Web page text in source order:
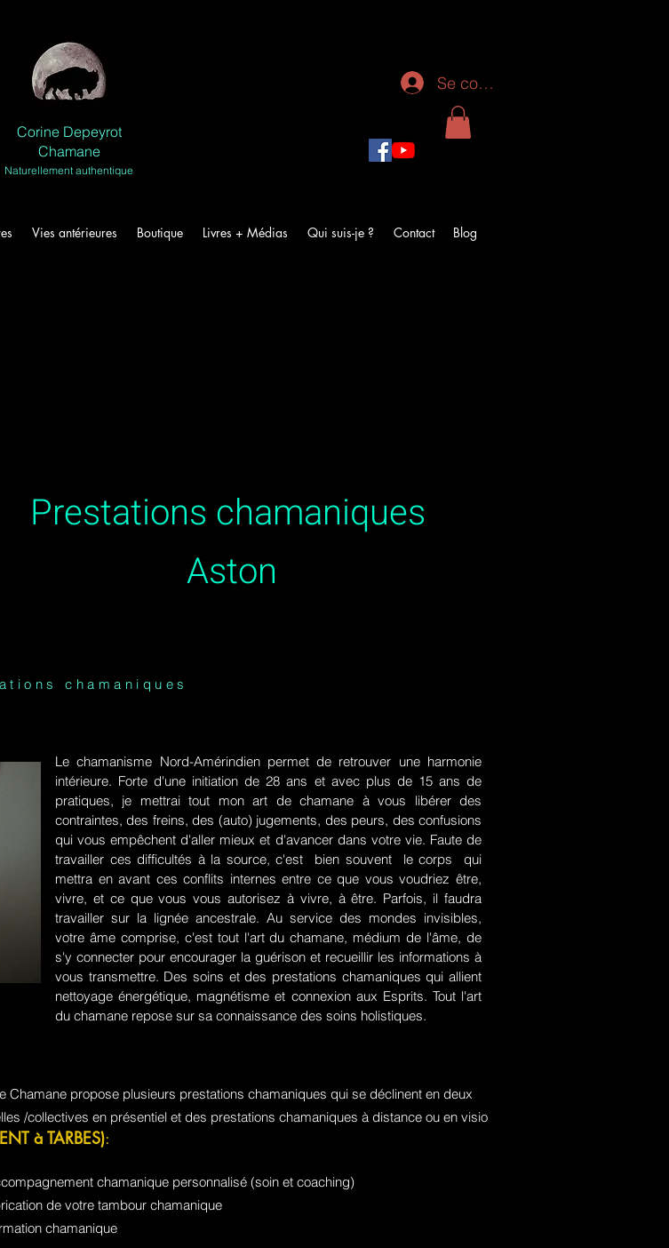
Corine Depeyrot
Chamane
Naturellement authentique
Se connecter
Vies antérieures Boutique Livres + Médias Qui suis-je ? Contact Blog
Prestations chamaniques
Aston
chamaniques
Le chamanisme Nord-Amérindien permet de retrouver une harmonie
intérieure. Forte d'une initiation de 28 ans et avec plus de 15 ans de
pratiques, je mettrai tout mon art de chamane à vous libérer des
contraintes, des freins, des (auto) jugements, des peurs, des confusions
qui vous empêchent d'aller mieux et d'avancer dans votre vie. Faute de
travailler ces difficultés à la source, c'est bien souvent le corps qui
mettra en avant ces conflits internes entre ce que vous voudriez être,
vivre, et ce que vous vous autorisez à vivre, à être. Parfois, il faudra
travailler sur la lignée ancestrale. Au service des mondes invisibles,
votre âme comprise, c'est tout l'art du chamane, médium de l'âme, de
s'y connecter pour encourager la guérison et recueillir les informations à
vous transmettre. Des soins et des prestations chamaniques qui allient
nettoyage énergétique, magnétisme et connexion aux Esprits. Tout l'art
du chamane repose sur sa connaissance des soins holistiques.
propose plusieurs prestations chamaniques qui se déclinent en deux
/collectives en présentiel et des prestations chamaniques à distance ou en visio
à TARBES):
chamanique personnalisé (soin et coaching)
de votre tambour chamanique
chamanique